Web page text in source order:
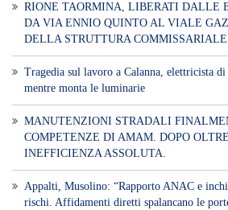
RIONE TAORMINA, LIBERATI DALLE
DA VIA ENNIO QUINTO AL VIALE
DELLA STRUTTURA COMMISSARIALE
Tragedia sul lavoro a Calanna, elettricista
mentre monta le luminarie
MANUTENZIONI STRADALI
COMPETENZE DI AMAM. DOPO
INEFFICIENZA ASSOLUTA.
​Appalti, Musolino: “Rapporto ANAC e
rischi. Affidamenti diretti spalancano le